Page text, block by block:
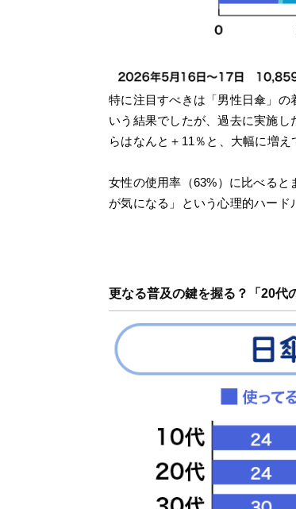
特に注目すべきは「男性日傘」の
いう結果でしたが、過去に実施
らはなんと＋11％と、大幅に増え
女性の使用率（63%）に比べると
が気になる」という心理的ハード
更なる普及の鍵を握る？「20代